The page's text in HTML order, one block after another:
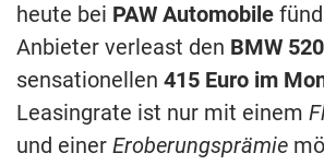
heute bei PAW Automobile
Anbieter verleast den BMW
sensationellen 415 Euro im
Leasingrate ist nur mit einem
und einer Eroberungsprämie